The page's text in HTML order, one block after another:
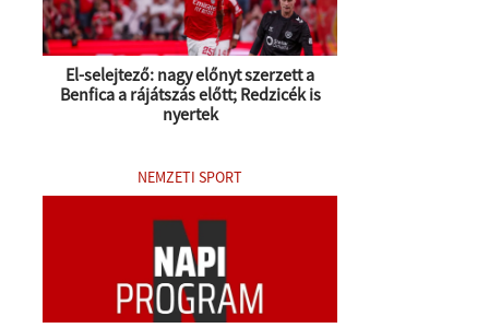
El-selejtező: nagy előnyt szerzett a
Benfica a rájátszás előtt; Redzicék is
nyertek
NEMZETI SPORT